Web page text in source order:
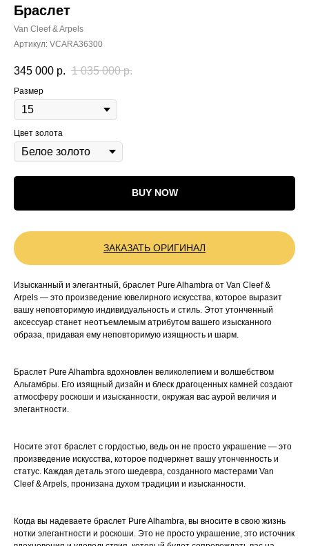
Браслет
Van Cleef & Arpels
Артикул: VCARA36300
345 000 р. 1 035 000 р.
Размер
Цвет золота
BUY NOW
ЗАКАЗАТЬ ОРИГИНАЛ
Изысканный и элегантный, браслет Pure Alhambra от Van Cleef &
Arpels — это произведение ювелирного искусства, которое выразит
вашу неповторимую индивидуальность и стиль. Этот утонченный
аксессуар станет неотъемлемым атрибутом вашего изысканного
образа, придавая ему неповторимую изящность и шарм.
Браслет Pure Alhambra вдохновлен великолепием и волшебством
Альгамбры. Его изящный дизайн и блеск драгоценных камней создают
атмосферу роскоши и изысканности, окружая вас аурой величия и
элегантности.
Носите этот браслет с гордостью, ведь он не просто украшение — это
произведение искусства, которое подчеркнет вашу утонченность и
статус. Каждая деталь этого шедевра, созданного мастерами Van
Cleef & Arpels, пронизана духом традиции и изысканности.
Когда вы надеваете браслет Pure Alhambra, вы вносите в свою жизнь
нотки элегантности и роскоши. Это не просто украшение, это источник